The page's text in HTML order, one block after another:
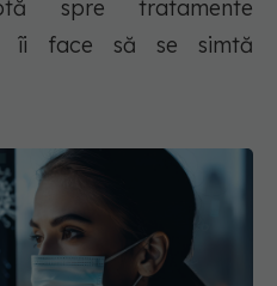
spre tratamente
îi face să se simtă